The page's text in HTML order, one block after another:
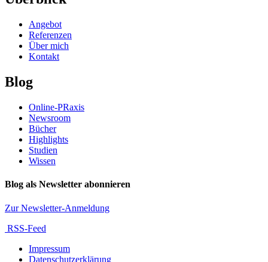
Angebot
Referenzen
Über mich
Kontakt
Blog
Online-PRaxis
Newsroom
Bücher
Highlights
Studien
Wissen
Blog als Newsletter abonnieren
Zur Newsletter-Anmeldung
RSS-Feed
Impressum
Datenschutzerklärung